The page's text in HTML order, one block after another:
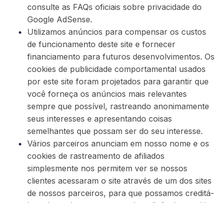
consulte as FAQs oficiais sobre privacidade do
Google AdSense.
Utilizamos anúncios para compensar os custos
de funcionamento deste site e fornecer
financiamento para futuros desenvolvimentos. Os
cookies de publicidade comportamental usados
por este site foram projetados para garantir que
você forneça os anúncios mais relevantes
sempre que possível, rastreando anonimamente
seus interesses e apresentando coisas
semelhantes que possam ser do seu interesse.
Vários parceiros anunciam em nosso nome e os
cookies de rastreamento de afiliados
simplesmente nos permitem ver se nossos
clientes acessaram o site através de um dos sites
de nossos parceiros, para que possamos creditá-